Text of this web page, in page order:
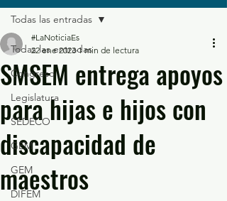
Todas las entradas
Congreso
Legislatura
SEDECO
GEM
GEM
DIFEM
Todas las entradas
SMSEM entrega apoyos
para hijas e hijos con
discapacidad de
maestros
#LaNoticiaEs
22 ene 2023 1 min de lectura